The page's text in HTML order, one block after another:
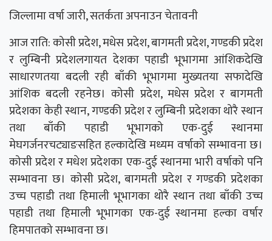
जिल्लामा वर्षा जारी, सतर्कता अपनाउन चेतावनी
आज राति: कोसी प्रदेश, मधेस प्रदेश, बागमती प्रदेश, गण्डकी प्रदेश
र लुम्बिनी प्रदेशलगायत देशका पहाडी भूभागमा आंशिकदेखि
साधारणतया बदली रही बाँकी भूभागमा मुख्यतया सफादेखि
आंशिक बदली रहनेछ। कोसी प्रदेश, मधेस प्रदेश र बागमती
प्रदेशका केही स्थान, गण्डकी प्रदेश र लुम्बिनी प्रदेशका थोरै स्थान
तथा बाँकी पहाडी भूभागको एक-दुई स्थानमा
मेघगर्जनरचट्याङसहित हल्कादेखि मध्यम वर्षाको सम्भावना छ।
कोसी प्रदेश र मधेश प्रदेशका एक-दुई स्थानमा भारी वर्षाको पनि
सम्भावना छ। कोसी प्रदेश, बागमती प्रदेश र गण्डकी प्रदेशका
उच्च पहाडी तथा हिमाली भूभागका थोरै स्थान तथा बाँकी उच्च
पहाडी तथा हिमाली भूभागका ‍एक-दुई स्थानमा हल्का वर्षार
हिमपातको सम्भावना छ।